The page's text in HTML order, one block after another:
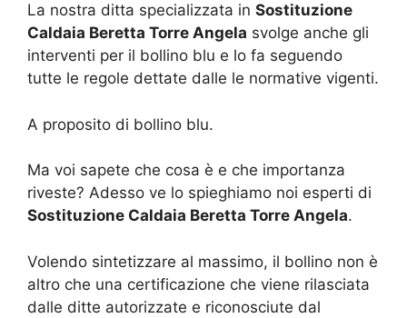
La nostra ditta specializzata in Sostituzione
Caldaia Beretta Torre Angela svolge anche gli
interventi per il bollino blu e lo fa seguendo
tutte le regole dettate dalle le normative vigenti.
A proposito di bollino blu.
Ma voi sapete che cosa è e che importanza
riveste? Adesso ve lo spieghiamo noi esperti di
Sostituzione Caldaia Beretta Torre Angela.
Volendo sintetizzare al massimo, il bollino non è
altro che una certificazione che viene rilasciata
dalle ditte autorizzate e riconosciute dal